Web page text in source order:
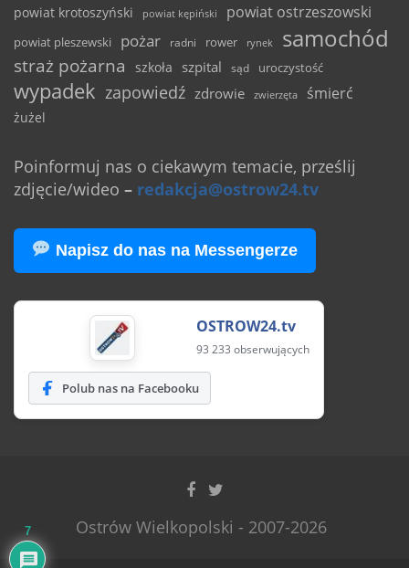
powiat krotoszyński powiat kępiński powiat ostrzeszowski
powiat pleszewski pożar radni rower rynek samochód
straż pożarna szkoła szpital sąd uroczystość
wypadek zapowiedź zdrowie zwierzęta śmierć
żużel
Poinformuj nas o ciekawym temacie, prześlij
zdjęcie/wideo – redakcja@ostrow24.tv
Napisz do nas na Messengerze
OSTROW24.tv
93 233 obserwujących
Polub nas na Facebooku
Ostrów Wielkopolski - 2007-2026
7